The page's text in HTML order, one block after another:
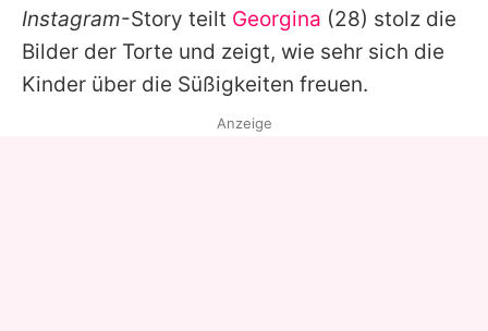
Instagram-Story teilt Georgina (28) stolz die
Bilder der Torte und zeigt, wie sehr sich die
Kinder über die Süßigkeiten freuen.
Anzeige